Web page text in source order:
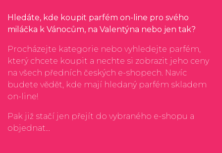
Hledáte, kde koupit parfém on-line pro svého
miláčka k Vánocům, na Valentýna nebo jen tak?
Procházejte kategorie nebo vyhledejte parfém,
který chcete koupit a nechte si zobrazit jeho ceny
na všech předních českých e-shopech. Navíc
budete vědět, kde mají hledaný parfém skladem
on-line!
Pak již stačí jen přejít do vybraného e-shopu a
objednat...